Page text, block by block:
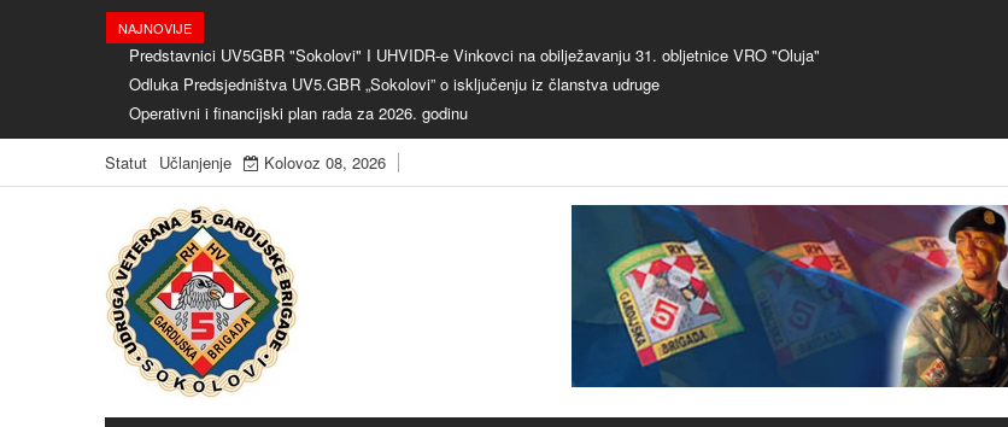
NAJNOVIJE
Predstavnici UV5GBR "Sokolovi" I UHVIDR-e Vinkovci na obilježavanju 31. obljetnice VRO "Oluja"
Odluka Predsjedništva UV5.GBR „Sokolovi” o isključenju iz članstva udruge
Operativni i financijski plan rada za 2026. godinu
Statut Učlanjenje Kolovoz 08, 2026